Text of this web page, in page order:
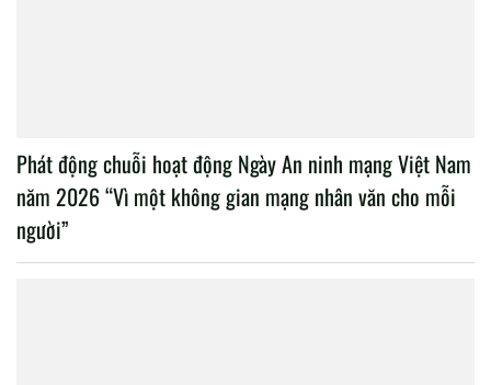
Phát động chuỗi hoạt động Ngày An ninh mạng Việt Nam
năm 2026 “Vì một không gian mạng nhân văn cho mỗi
người”